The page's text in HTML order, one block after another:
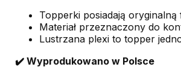
Topperki posiadają
Materiał przeznaczony do
Lustrzana plexi to topper
✔️ Wyprodukowano w Polsce